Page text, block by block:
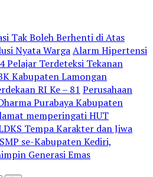
Tak Boleh Berhenti di Atas
Nyata WargaAlarm Hipertensi
Pelajar Terdeteksi Tekanan
Kabupaten Lamongan
RI Ke – 81 Perusahaan
Purabaya Kabupaten
memperingati HUT
Tempa Karakter dan Jiwa
se-Kabupaten Kediri,
Generasi Emas